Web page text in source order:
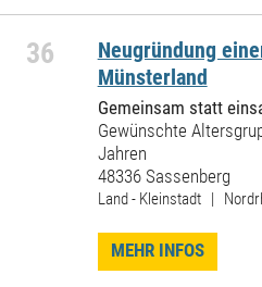
36
Neugründung
Münsterland
Gemeinsam statt
Gewünschte
Jahren
48336 Sassenberg
Land - Kleinstadt |
MEHR INFOS